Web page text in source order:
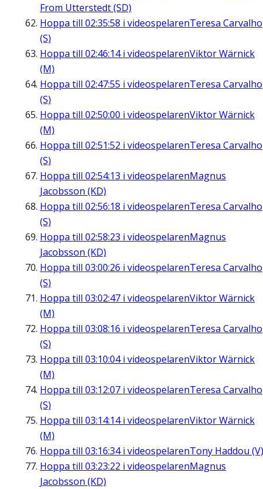
From Utterstedt (SD)
Hoppa till 02:35:58 i videospelarenTeresa Carvalho
(S)
Hoppa till 02:46:14i videospelarenViktor Wärnick
(M)
Hoppa till 02:47:55 i videospelarenTeresa Carvalho
(S)
Hoppa till 02:50:00 i videospelarenViktor Wärnick
(M)
Hoppa till 02:51:52 i videospelarenTeresa Carvalho
(S)
Hoppa till 02:54:13 i videospelarenMagnus
Jacobsson (KD)
Hoppa till 02:56:18 i videospelarenTeresa Carvalho
(S)
Hoppa till 02:58:23 i videospelarenMagnus
Jacobsson (KD)
Hoppa till 03:00:26 i videospelarenTeresa Carvalho
(S)
Hoppa till 03:02:47 i videospelarenViktor Wärnick
(M)
Hoppa till 03:08:16 i videospelarenTeresa Carvalho
(S)
Hoppa till 03:10:04i videospelarenViktor Wärnick
(M)
Hoppa till 03:12:07 i videospelarenTeresa Carvalho
(S)
Hoppa till 03:14:14i videospelarenViktor Wärnick
(M)
Hoppa till 03:16:34i videospelarenTony Haddou (V)
Hoppa till 03:23:22 i videospelarenMagnus
Jacobsson (KD)